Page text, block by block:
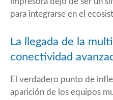
para integrarse en el
La llegada de la
conectividad
El verdadero punto de
aparición de los equipos